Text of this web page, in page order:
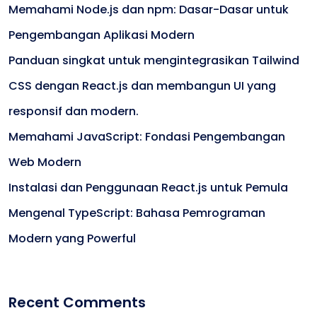
Memahami Node.js dan npm: Dasar-Dasar untuk
Pengembangan Aplikasi Modern
Panduan singkat untuk mengintegrasikan Tailwind
CSS dengan React.js dan membangun UI yang
responsif dan modern.
Memahami JavaScript: Fondasi Pengembangan
Web Modern
Instalasi dan Penggunaan React.js untuk Pemula
Mengenal TypeScript: Bahasa Pemrograman
Modern yang Powerful
Recent Comments